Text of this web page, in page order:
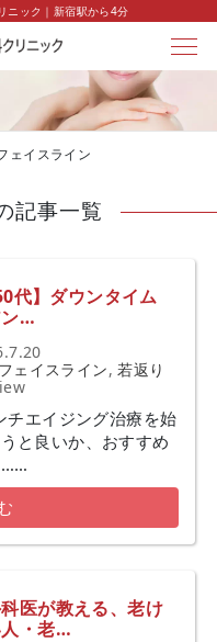
ニック｜新宿駅から4分
ェイスライン
記事一覧
代】ダウンタイム
ン…
フェイスライン,若返り
エイジング治療を始
と良いか、おすすめ
……
医が教える、老け
・老…